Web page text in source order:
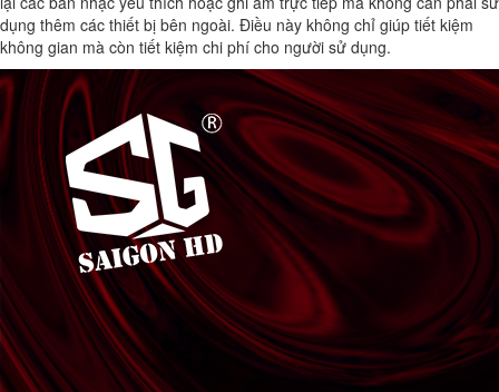
dụng thêm các thiết bị bên ngoài. Điều này không chỉ giúp tiết kiệm
không gian mà còn tiết kiệm chi phí cho người sử dụng.